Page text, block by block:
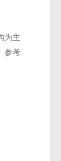
为主
参考